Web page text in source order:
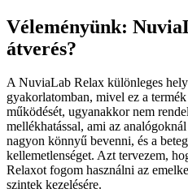
Véleményünk:
átverés?
A NuviaLab Relax különleges
gyakorlatomban, mivel ez a
működését, ugyanakkor nem
mellékhatással, ami az
nagyon könnyű bevenni, és a
kellemetlenséget. Azt tervezem,
Relaxot fogom használni az
szintek kezelésére.